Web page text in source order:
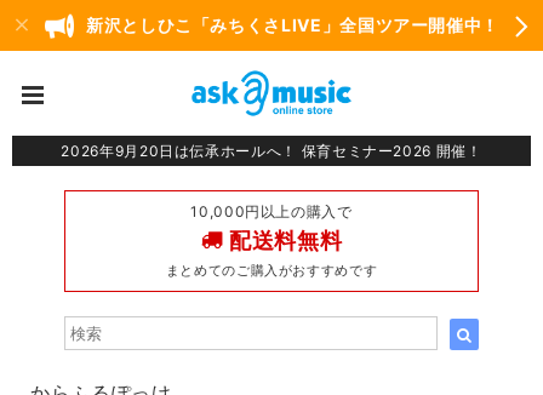
新沢としひこ「みちくさLIVE」全国ツアー開催中！
2026年9月20日は伝承ホールへ！ 保育セミナー2026 開催！
10,000円以上の購入で
配送料無料
まとめてのご購入がおすすめです